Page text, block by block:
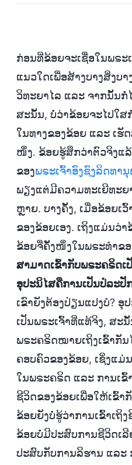
ກ່ອນທີ່ຂ້ອຍຈະເຊື່ອໃນພຣ
ແນວໃດເພື່ອສ້າງບາງສິ່ງບ
ວິທະຍາໄລ ແລະ ຈາກນັ້ນ
ສະນັ້ນ, ບໍ່ວ່າຂ້ອຍຈະໄປໃ
ໃນທາງຂອງຂ້ອຍ ແລະ ເຮັ
ໜຶ່ງ. ຂ້ອຍຮູ້ສຶກວ່າຕົວຈິງແ
ຂອງພຣະເຈົ້າອົງຊົງລິດທາ
ພຽງແຕ່ມີຄວາມທະເຍີທະຍ
ຫຼາຍ. ບາງຄັ້ງ, ເມື່ອຂ້ອຍເ
ຂອງຂ້ອຍເອງ. ເຖິງແມ່ນວ່
ຂ້ອຍຈື່ຄັ້ງໜຶ່ງໃນພຣະທໍາຂອ
ສາມາດເຂົ້າກັບພຣະຄຣິດເ
ອຸປະນິໄສຄືການເປັນປໍລະປັ
ເຂົາຍັງຕ້ອງປ່ຽນແປງບໍ?
ເປັນພຣະເຈົ້າທີ່ແທ້ຈິງ, ສະ
ພຣະຄຣິດໝາຍເຖິງເຂົ້າກັ
ຄອບຄົວຂອງຂ້ອຍ, ເຊິ່ງແມ່
ໃນພຣະຄຣິດ ແລະ ການເ
ຊີວິດຂອງຂ້ອຍເພື່ອໃຫ້ເຂົ້
ຂ້ອຍຍັງບໍ່ຮູ້ວ່າການເຂົ້າເຖິ
ຂ້ອຍບໍ່ມີປະສົບການຊີວິດເ
ປະສົບກັບການລິຮານ ແລະ